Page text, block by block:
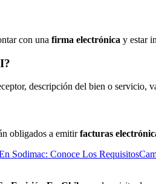
con una firma electrónica y estar
descripción del bien o servicio,
obligados a emitirfacturas
Sodimac: Conoce Los Requisitos